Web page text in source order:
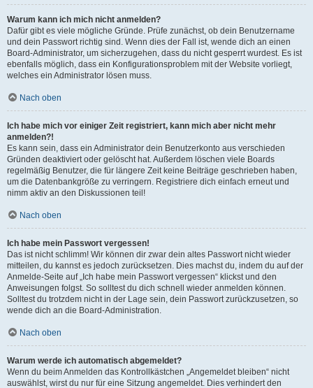
Warum kann ich mich nicht anmelden?
Dafür gibt es viele mögliche Gründe. Prüfe zunächst, ob dein Benutzername
und dein Passwort richtig sind. Wenn dies der Fall ist, wende dich an einen
Board-Administrator, um sicherzugehen, dass du nicht gesperrt wurdest. Es ist
ebenfalls möglich, dass ein Konfigurationsproblem mit der Website vorliegt,
welches ein Administrator lösen muss.
Nach oben
Ich habe mich vor einiger Zeit registriert, kann mich aber nicht mehr
anmelden?!
Es kann sein, dass ein Administrator dein Benutzerkonto aus verschieden
Gründen deaktiviert oder gelöscht hat. Außerdem löschen viele Boards
regelmäßig Benutzer, die für längere Zeit keine Beiträge geschrieben haben,
um die Datenbankgröße zu verringern. Registriere dich einfach erneut und
nimm aktiv an den Diskussionen teil!
Nach oben
Ich habe mein Passwort vergessen!
Das ist nicht schlimm! Wir können dir zwar dein altes Passwort nicht wieder
mitteilen, du kannst es jedoch zurücksetzen. Dies machst du, indem du auf der
Anmelde-Seite auf „Ich habe mein Passwort vergessen“ klickst und den
Anweisungen folgst. So solltest du dich schnell wieder anmelden können.
Solltest du trotzdem nicht in der Lage sein, dein Passwort zurückzusetzen, so
wende dich an die Board-Administration.
Nach oben
Warum werde ich automatisch abgemeldet?
Wenn du beim Anmelden das Kontrollkästchen „Angemeldet bleiben“ nicht
auswählst, wirst du nur für eine Sitzung angemeldet. Dies verhindert den